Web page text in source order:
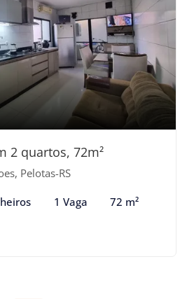
2 quartos, 72m²
Pelotas-RS
1 Vaga 72 m²